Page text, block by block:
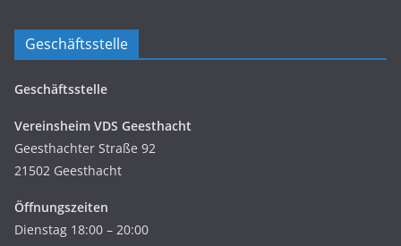
Geschäftsstelle
Geschäftsstelle
Vereinsheim VDS Geesthacht
Geesthachter Straße 92
21502 Geesthacht
Öffnungszeiten
Dienstag 18:00 – 20:00